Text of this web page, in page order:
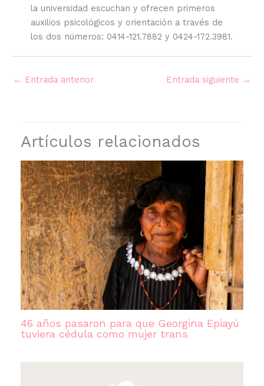
la universidad escuchan y ofrecen primeros
auxilios psicológicos y orientación a través de
los dos números: 0414-121.7882 y 0424-172.3981.
← Entrada anterior Entrada siguiente →
Artículos relacionados
46 años pasaron para que Georgina Epiayú
tuviera cédula como mujer trans